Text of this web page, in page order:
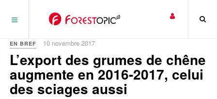
EN BREF 10 novembre 2017
L’export des grumes de chêne
augmente en 2016-2017, celui
des sciages aussi